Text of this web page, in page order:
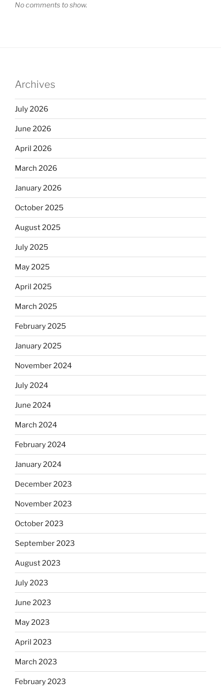
No comments to show.
Archives
July 2026
June 2026
April 2026
March 2026
January 2026
October 2025
August 2025
July 2025
May 2025
April 2025
March 2025
February 2025
January 2025
November 2024
July 2024
June 2024
March 2024
February 2024
January 2024
December 2023
November 2023
October 2023
September 2023
August 2023
July 2023
June 2023
May 2023
April 2023
March 2023
February 2023